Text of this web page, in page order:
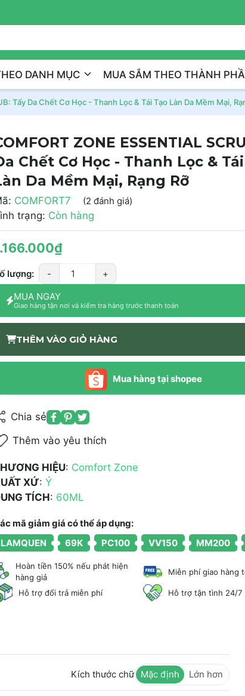
DANH MỤC MUA SẮM THEO THÀNH
Tẩy Da Chết Cơ Học - Thanh Lọc & Tái Tạo Làn Da Mềm Mại,
ZONE ESSENTIAL
Chết Cơ Học - Thanh Lọc &
Da Mềm Mại, Rạng Rỡ
COMFORT7 (2 đánh giá)
trạng: Còn hàng
lượng: - +
MUA NGAY
Giao hàng tận nơi và kiểm tra hàng trước thanh toán
THÊM VÀO GIỎ HÀNG
Mua hàng tại shopee
Chia sẻ
Thêm vào yêu thích
HIỆU: Comfort Zone
XỨ: Ý
TÍCH: 60ML
mã giảm giá có thể áp dụng:
LAMQUEN
69K PC100 VV150 MM200
Hoàn tiền 150% nếu phát hiện
hàng giả
Miễn phí giao hàng
Hỗ trợ đổi trả miễn phí Hỗ trợ tận tình 24/7
Kích thước chữ Mặc định Lớn hơn